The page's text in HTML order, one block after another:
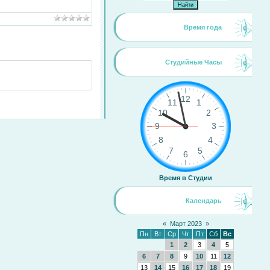
Время года
Студийные Часы
Время в Студии
Календарь
« Март 2023 »
Пн
Вт Ср Чт Пт Сб
Вс
1
2 3 4
5
6
7 8 9 10 11
12
13
14 15 16 17 18
19